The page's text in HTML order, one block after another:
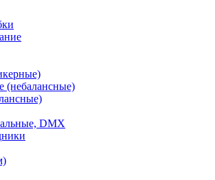
(небалансные)
DMX